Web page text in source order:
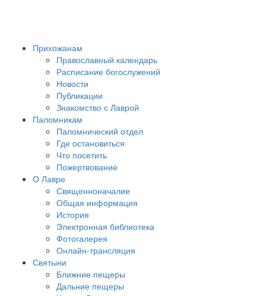
Прихожанам
Православный календарь
Расписание богослужений
Новости
Публикации
Знакомство с Лаврой
Паломникам
Паломнический отдел
Где остановиться
Что посетить
Пожертвование
О Лавре
Священноначалие
Общая информация
История
Электронная библиотека
Фотогалерея
Онлайн-трансляция
Святыни
Ближние пещеры
Дальние пещеры